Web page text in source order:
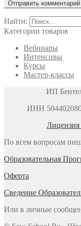
Найти:
Категории товаров
Вебинары
Интенсивы
Курсы
Мастер-классы
ИП
ИНН
По всем вопросам
Образовательная
Оферта
Сведение
Или в личные